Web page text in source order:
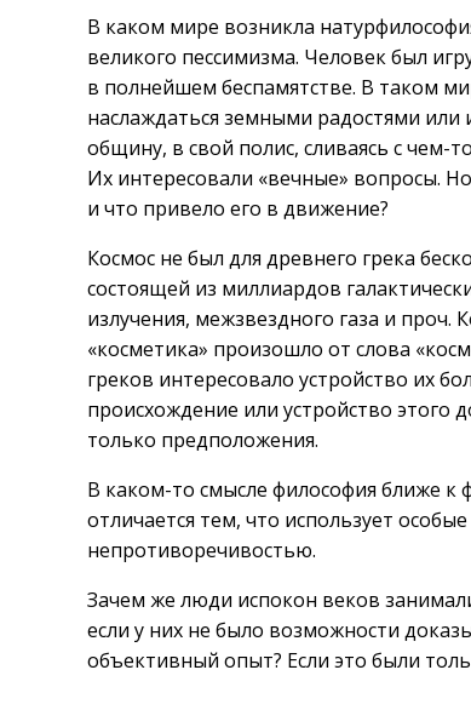
В каком мире возникла
великого пессимизма. Человек был
в полнейшем беспамятстве. В таком
наслаждаться земными радостями или
общину, в свой полис, сливаясь с
Их интересовали «вечные» вопросы.
и что привело его в движение?
Космос не был для древнего грека
состоящей из миллиардов
излучения, межзвездного газа и
«косметика» произошло от слова
греков интересовало устройство их
происхождение или устройство этого
только предположения.
В каком-то смысле философия ближе к
отличается тем, что использует
непротиворечивостью.
Зачем же люди испокон веков
если у них не было возможности
объективный опыт? Если это были